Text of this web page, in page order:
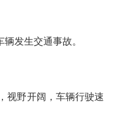
发生交通事故。
视野开阔，车辆行驶速